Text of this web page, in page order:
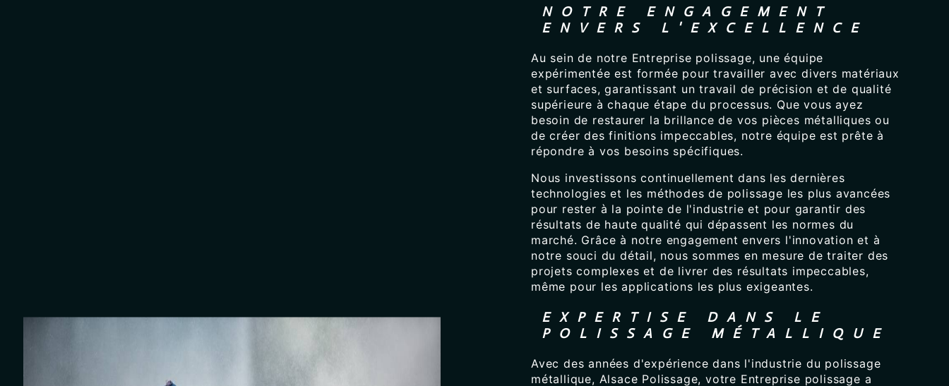
NOTRE ENGAGEMENT
ENVERS L'EXCELLENCE
Au sein de notre Entreprise polissage, une équipe
expérimentée est formée pour travailler avec divers matériaux
et surfaces, garantissant un travail de précision et de qualité
supérieure à chaque étape du processus. Que vous ayez
besoin de restaurer la brillance de vos pièces métalliques ou
de créer des finitions impeccables, notre équipe est prête à
répondre à vos besoins spécifiques.
Nous investissons continuellement dans les dernières
technologies et les méthodes de polissage les plus avancées
pour rester à la pointe de l'industrie et pour garantir des
résultats de haute qualité qui dépassent les normes du
marché. Grâce à notre engagement envers l'innovation et à
notre souci du détail, nous sommes en mesure de traiter des
projets complexes et de livrer des résultats impeccables,
même pour les applications les plus exigeantes.
EXPERTISE DANS LE
POLISSAGE MÉTALLIQUE
Avec des années d'expérience dans l'industrie du polissage
métallique, Alsace Polissage, votre Entreprise polissage a